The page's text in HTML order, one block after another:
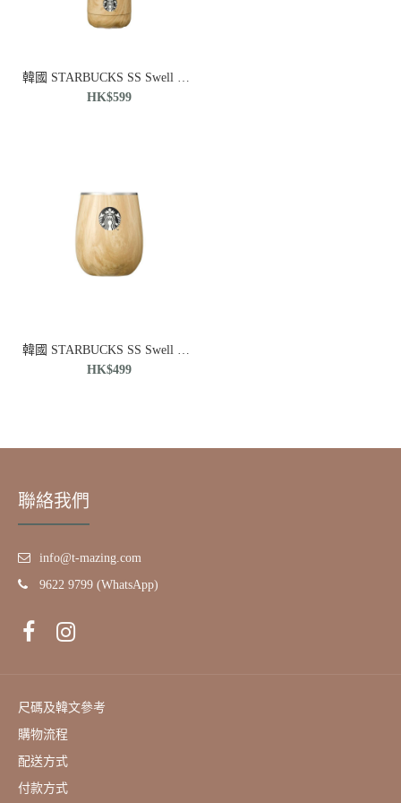
韓國 STARBUCKS SS Swell Oakwood Traveler 不銹鋼玻璃杯 591ml
HK$599
HK$499
聯絡我們
info@t-mazing.com
9622 9799 (WhatsApp)
尺碼及韓文參考
購物流程
配送方式
付款方式